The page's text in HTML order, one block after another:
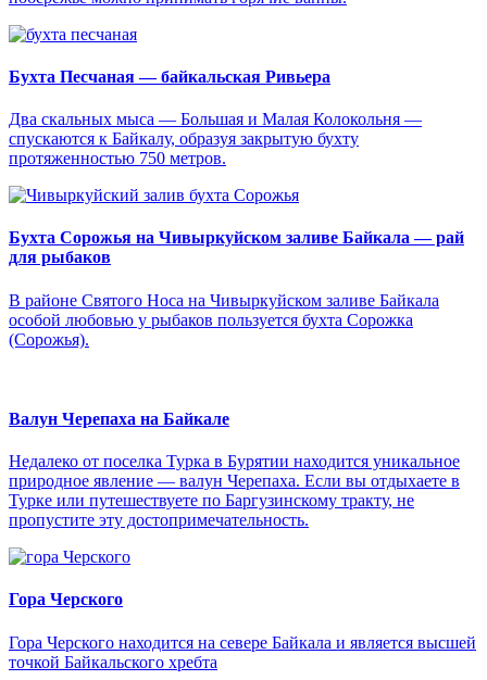
Бухта Песчаная — байкальская Ривьера
Два скальных мыса — Большая и Малая Колокольня —
спускаются к Байкалу, образуя закрытую бухту
протяженностью 750 метров.
Бухта Сорожья на Чивыркуйском заливе Байкала — рай
для рыбаков
В районе Святого Носа на Чивыркуйском заливе Байкала
особой любовью у рыбаков пользуется бухта Сорожка
(Сорожья).
Валун Черепаха на Байкале
Недалеко от поселка Турка в Бурятии находится уникальное
природное явление — валун Черепаха. Если вы отдыхаете в
Турке или путешествуете по Баргузинскому тракту, не
пропустите эту достопримечательность.
Гора Черского
Гора Черского находится на севере Байкала и является высшей
точкой Байкальского хребта